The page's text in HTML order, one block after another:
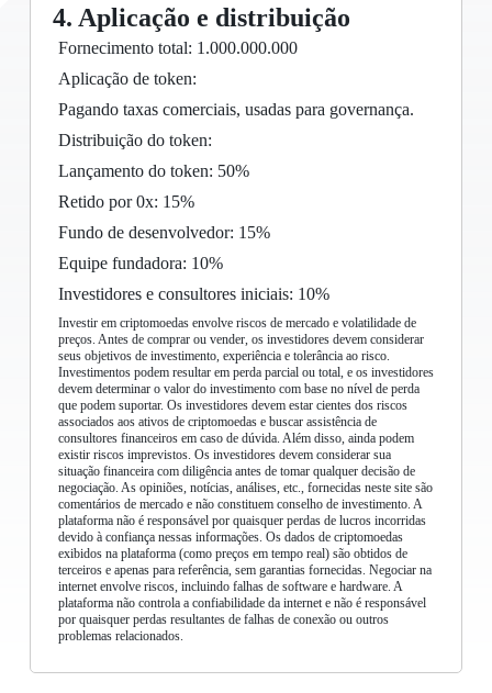
4. Aplicação e distribuição
Fornecimento total: 1.000.000.000
Aplicação de token:
Pagando taxas comerciais, usadas para governança.
Distribuição do token:
Lançamento do token: 50%
Retido por 0x: 15%
Fundo de desenvolvedor: 15%
Equipe fundadora: 10%
Investidores e consultores iniciais: 10%
Investir em criptomoedas envolve riscos de mercado e volatilidade de
preços. Antes de comprar ou vender, os investidores devem considerar
seus objetivos de investimento, experiência e tolerância ao risco.
Investimentos podem resultar em perda parcial ou total, e os investidores
devem determinar o valor do investimento com base no nível de perda
que podem suportar. Os investidores devem estar cientes dos riscos
associados aos ativos de criptomoedas e buscar assistência de
consultores financeiros em caso de dúvida. Além disso, ainda podem
existir riscos imprevistos. Os investidores devem considerar sua
situação financeira com diligência antes de tomar qualquer decisão de
negociação. As opiniões, notícias, análises, etc., fornecidas neste site são
comentários de mercado e não constituem conselho de investimento. A
plataforma não é responsável por quaisquer perdas de lucros incorridas
devido à confiança nessas informações. Os dados de criptomoedas
exibidos na plataforma (como preços em tempo real) são obtidos de
terceiros e apenas para referência, sem garantias fornecidas. Negociar na
internet envolve riscos, incluindo falhas de software e hardware. A
plataforma não controla a confiabilidade da internet e não é responsável
por quaisquer perdas resultantes de falhas de conexão ou outros
problemas relacionados.